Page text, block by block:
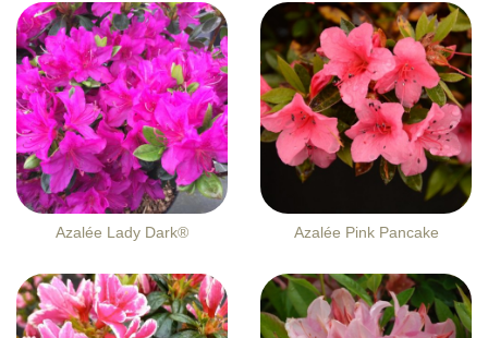
Azalée Lady Dark® Azalée Pink Pancake